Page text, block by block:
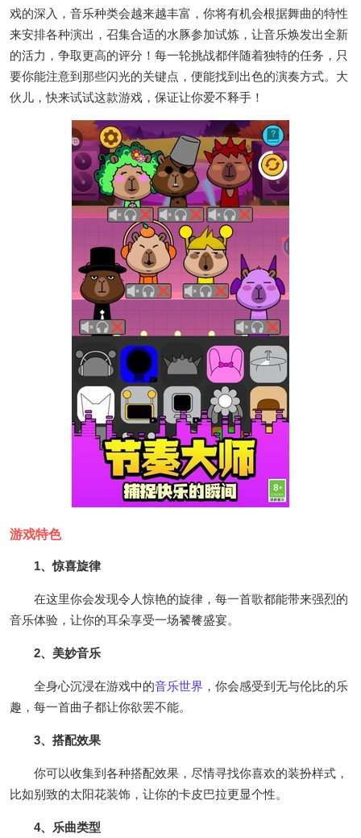
戏的深入，音乐种类会越来越丰富，你将有机会根据舞曲的特性
来安排各种演出，召集合适的水豚参加试炼，让音乐焕发出全新
的活力，争取更高的评分！每一轮挑战都伴随着独特的任务，只
要你能注意到那些闪光的关键点，便能找到出色的演奏方式。大
伙儿，快来试试这款游戏，保证让你爱不释手！
游戏特色
1、惊喜旋律
在这里你会发现令人惊艳的旋律，每一首歌都能带来强烈的
音乐体验，让你的耳朵享受一场饕餮盛宴。
2、美妙音乐
全身心沉浸在游戏中的音乐世界 ，你会感受到无与伦比的乐
趣，每一首曲子都让你欲罢不能。
3、搭配效果
你可以收集到各种搭配效果，尽情寻找你喜欢的装扮样式，
比如别致的太阳花装饰，让你的卡皮巴拉更显个性。
4、乐曲类型